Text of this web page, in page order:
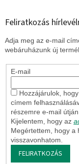
Feliratkozás
Adja meg az e-mail
webáruházunk új
E-mail
Hozzájárulok,
címem
részemre e-mail
Kijelentem, hogy az
Megértettem, hogy a
visszavonhatom.
FELIRATKOZÁS